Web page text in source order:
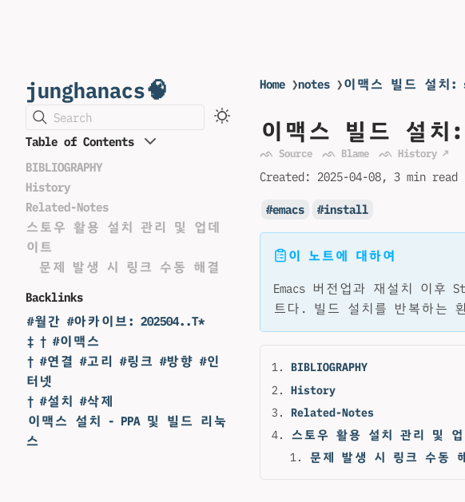
junghanacs🧠
Search
Table of Contents
BIBLIOGRAPHY
History
Related-Notes
스토우 활용 설치 관리 및 업데
이트
문제 발생 시 링크 수동 해결
Backlinks
#월간 #아카이브: 202504..T*
‡ † #이맥스
† #연결 #고리 #링크 #방향 #인
터넷
† #설치 #삭제
이맥스 설치 - PPA 및 빌드 리눅
스
Home ❯notes ❯이맥스 빌드 설치:
이맥스 빌드 설
ᨒ Source ᨒ Blame ᨒ History ↗
Created: 2025-04-08 3 min read
emacs install
이 노트에 대하여
Emacs 버전업과 재설치 이후
트다. 빌드 설치를 반복하는
BIBLIOGRAPHY
History
Related-Notes
스토우 활용 설치 관리 및 업
문제 발생 시 링크 수동